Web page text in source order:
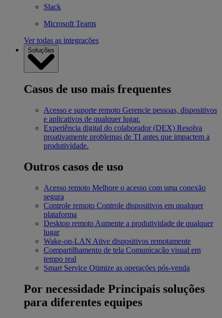
Slack
Microsoft Teams
Ver todas as integrações
Soluções
Casos de uso mais frequentes
Acesso e suporte remoto Gerencie pessoas, dispositivos
e aplicativos de qualquer lugar.
Experiência digital do colaborador (DEX) Resolva
proativamente problemas de TI antes que impactem a
produtividade.
Outros casos de uso
Acesso remoto Melhore o acesso com uma conexão
segura
Controle remoto Controle dispositivos em qualquer
plataforma
Desktop remoto Aumente a produtividade de qualquer
lugar
Wake-on-LAN Ative dispositivos remotamente
Compartilhamento de tela Comunicação visual em
tempo real
Smart Service Otimize as operações pós-venda
Por necessidade Principais soluções
para diferentes equipes